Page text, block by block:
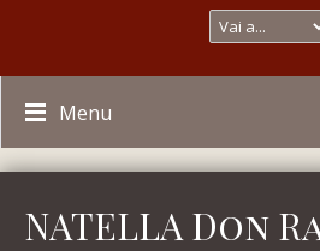
Menu
NATELLA Don